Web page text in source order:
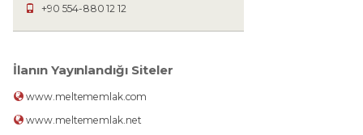
+90 554-880 12 12
İlanın Yayınlandığı Siteler
www.meltememlak.com
www.meltememlak.net